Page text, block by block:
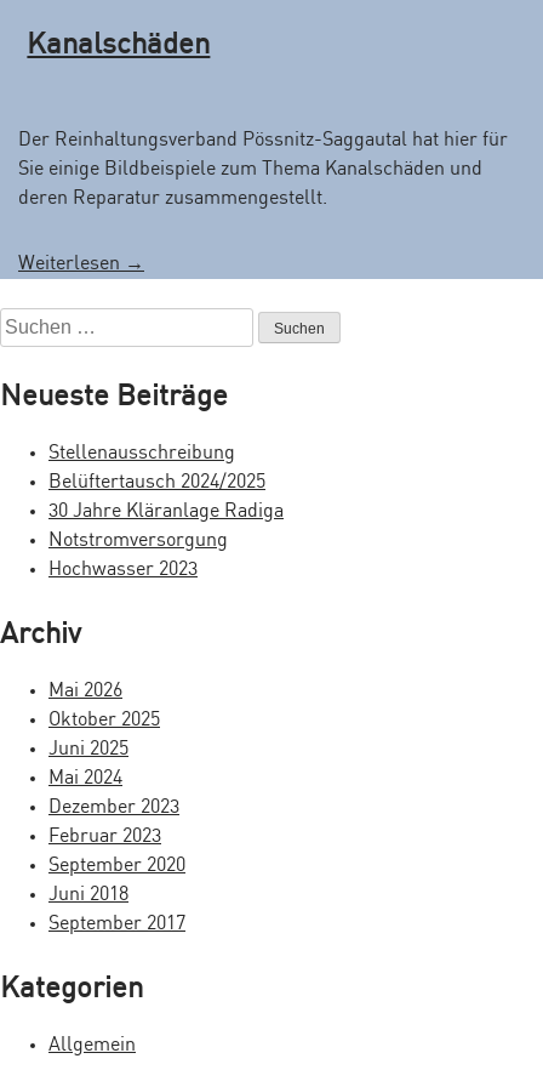
l
a
n
l
e
O
r
r
e
t
h
Kanalschäden
Der Reinhaltungsverband Pössnitz-Saggautal hat hier für
Sie einige Bildbeispiele zum Thema Kanalschäden und
deren Reparatur zusammengestellt.
Weiterlesen „
n
a
l
c
h
ä
d
e
→
S
u
c
hNeueste Beiträge
Stellenausschreibung
Belüftertausch 2024/2025
30 Jahre Kläranlage Radiga
Notstromversorgung
Hochwasser 2023
Archiv
Mai 2026
Oktober 2025
Juni 2025
Mai 2024
Dezember 2023
Februar 2023
September 2020
Juni 2018
September 2017
Kategorien
Allgemein